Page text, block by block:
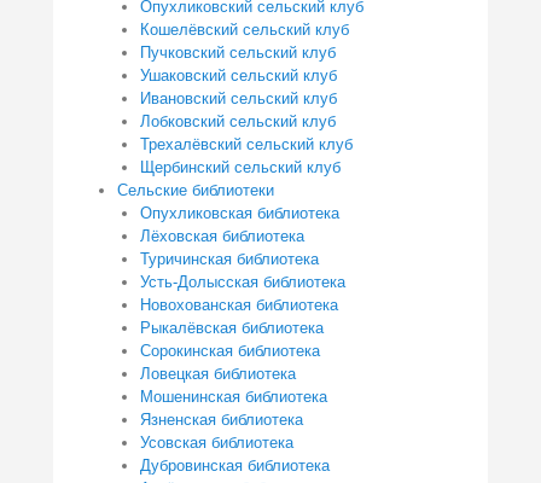
Опухликовский сельский клуб
Кошелёвский сельский клуб
Пучковский сельский клуб
Ушаковский сельский клуб
Ивановский сельский клуб
Лобковский сельский клуб
Трехалёвский сельский клуб
Щербинский сельский клуб
Сельские библиотеки
Опухликовская библиотека
Лёховская библиотека
Туричинская библиотека
Усть-Долысская библиотека
Новохованская библиотека
Рыкалёвская библиотека
Сорокинская библиотека
Ловецкая библиотека
Мошенинская библиотека
Язненская библиотека
Усовская библиотека
Дубровинская библиотека